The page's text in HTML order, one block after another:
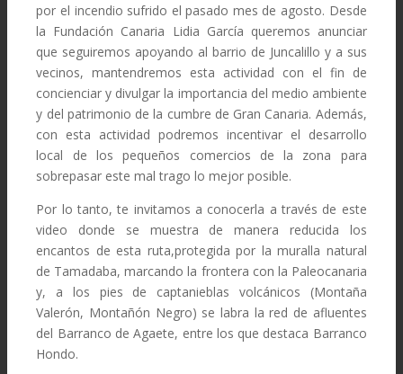
por el incendio sufrido el pasado mes de agosto. Desde
la Fundación Canaria Lidia García queremos anunciar
que seguiremos apoyando al barrio de Juncalillo y a sus
vecinos, mantendremos esta actividad con el fin de
concienciar y divulgar la importancia del medio ambiente
y del patrimonio de la cumbre de Gran Canaria. Además,
con esta actividad podremos incentivar el desarrollo
local de los pequeños comercios de la zona para
sobrepasar este mal trago lo mejor posible.
Por lo tanto, te invitamos a conocerla a través de este
video donde se muestra de manera reducida los
encantos de esta ruta,protegida por la muralla natural
de Tamadaba, marcando la frontera con la Paleocanaria
y, a los pies de captanieblas volcánicos (Montaña
Valerón, Montañón Negro) se labra la red de afluentes
del Barranco de Agaete, entre los que destaca Barranco
Hondo.